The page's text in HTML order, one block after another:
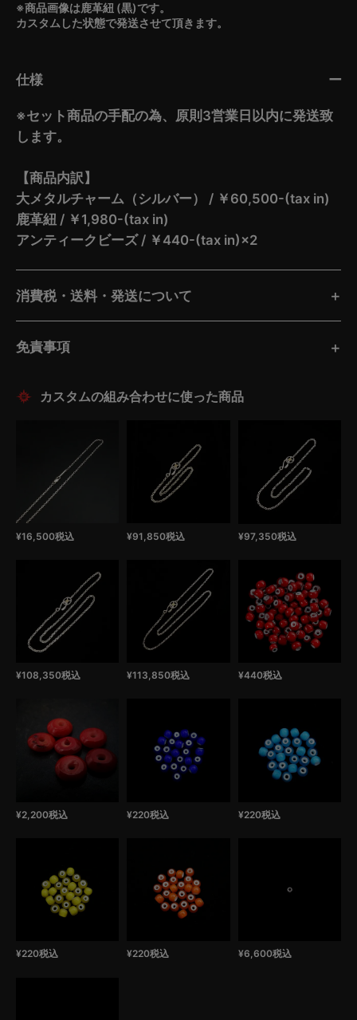
※商品画像は鹿革紐 (黒)です。
カスタムした状態で発送させて頂きます。
仕様
※セット商品の手配の為、原則3営業日以内に発送致
します。
【商品内訳】
大メタルチャーム（シルバー） / ￥60,500-(tax in)
鹿革紐 / ￥1,980-(tax in)
アンティークビーズ / ￥440-(tax in)×2
消費税・送料・発送について
免責事項
¥16,500税込 ¥91,850税込 ¥97,350税込
¥108,350税込 ¥113,850税込 ¥440税込
¥2,200税込 ¥220税込 ¥220税込
¥220税込 ¥220税込 ¥6,600税込